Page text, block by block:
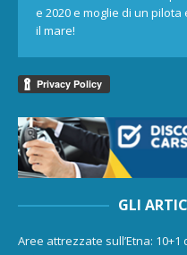
e 2020 e moglie di un
il mare!
GLI
Aree attrezzate sull’Etna: